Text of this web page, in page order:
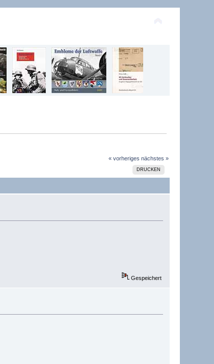
« vorheriges nächstes »
DRUCKEN
Gespeichert